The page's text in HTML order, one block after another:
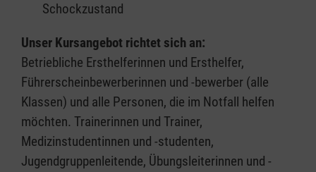
Schockzustand
Unser Kursangebot richtet sich an:
Betriebliche Ersthelferinnen und Ersthelfer,
Führerscheinbewerberinnen und -bewerber (alle
Klassen) und alle Personen, die im Notfall helfen
möchten. Trainerinnen und Trainer,
Medizinstudentinnen und -studenten,
Jugendgruppenleitende, Übungsleiterinnen und -